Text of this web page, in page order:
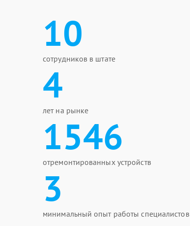
10
сотрудников в штате
4
лет на рынке
1546
отремонтированных устройств
3
минимальный опыт работы специалистов